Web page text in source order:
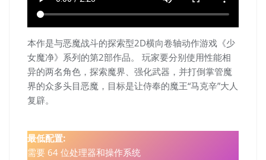
本作是与恶魔战斗的探索型2D横向卷轴动作游戏《少
女魔净》系列的第2部作品。 玩家要分别使用性能相
异的两名角色，探索魔界、强化武器，并打倒掌管魔
界的众多头目恶魔，目标是让侍奉的魔王“马克辛”大人
复辟。
最低配置:
需要 64 位处理器和操作系统